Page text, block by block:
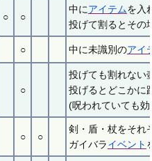
○ ○
中にアイテムを入
投げて割るとその
○ 中に未識別のアイ
○
投げても割れない
投げるとどこかに
(呪われていても
○ ○
剣・盾・杖をそれ
ガイバライベント